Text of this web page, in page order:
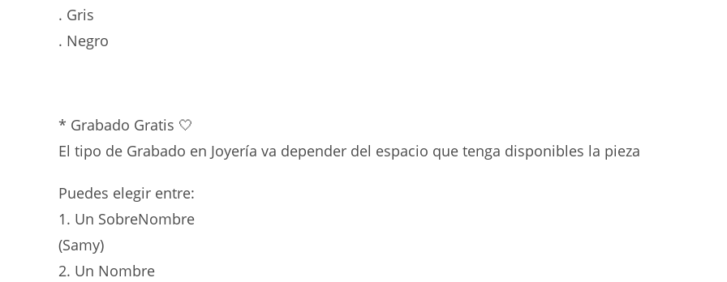
. Gris
. Negro
* Grabado Gratis 🤍
El tipo de Grabado en Joyería va depender del espacio que tenga disponibles la pieza
Puedes elegir entre:
1. Un SobreNombre
(Samy)
2. Un Nombre